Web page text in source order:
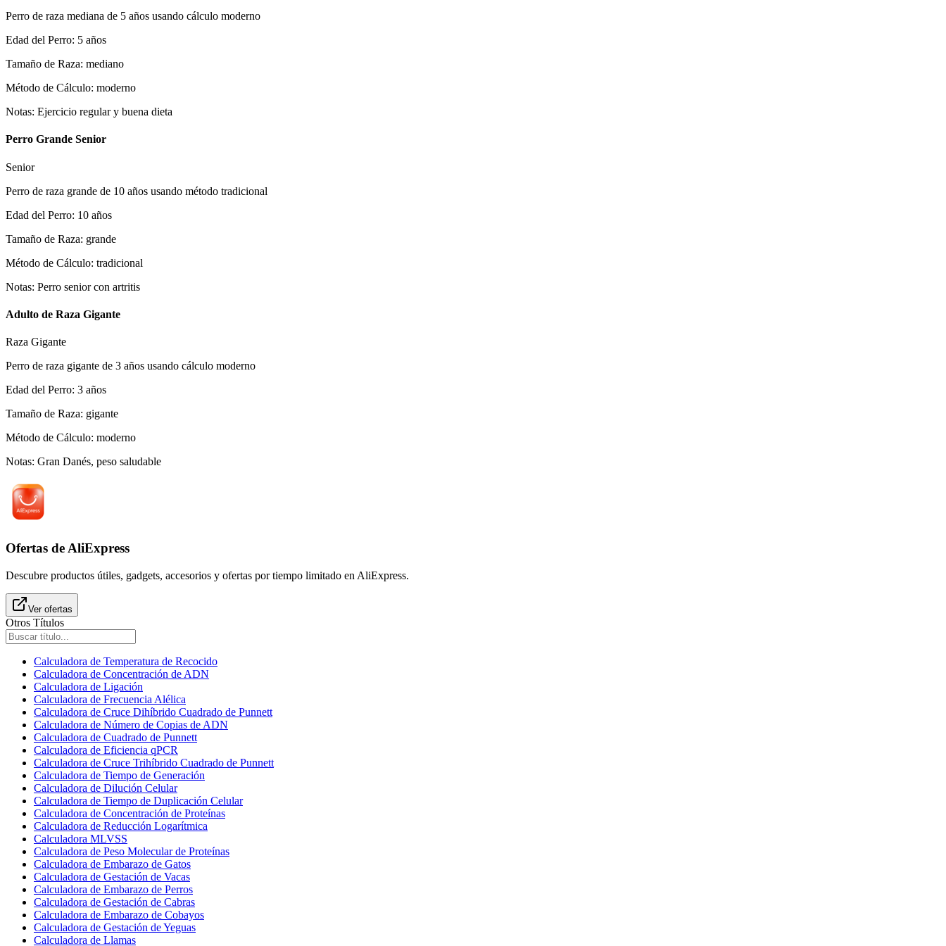
Perro de raza mediana de 5 años usando cálculo moderno
Edad del Perro: 5 años
Tamaño de Raza: mediano
Método de Cálculo: moderno
Notas: Ejercicio regular y buena dieta
Perro Grande Senior
Senior
Perro de raza grande de 10 años usando método tradicional
Edad del Perro: 10 años
Tamaño de Raza: grande
Método de Cálculo: tradicional
Notas: Perro senior con artritis
Adulto de Raza Gigante
Raza Gigante
Perro de raza gigante de 3 años usando cálculo moderno
Edad del Perro: 3 años
Tamaño de Raza: gigante
Método de Cálculo: moderno
Notas: Gran Danés, peso saludable
Ofertas de AliExpress
Descubre productos útiles, gadgets, accesorios y ofertas por tiempo limitado en AliExpress.
Ver ofertas
Otros Títulos
Calculadora de Temperatura de Recocido
Calculadora de Concentración de ADN
Calculadora de Ligación
Calculadora de Frecuencia Alélica
Calculadora de Cruce Dihíbrido Cuadrado de Punnett
Calculadora de Número de Copias de ADN
Calculadora de Cuadrado de Punnett
Calculadora de Eficiencia qPCR
Calculadora de Cruce Trihíbrido Cuadrado de Punnett
Calculadora de Tiempo de Generación
Calculadora de Dilución Celular
Calculadora de Tiempo de Duplicación Celular
Calculadora de Concentración de Proteínas
Calculadora de Reducción Logarítmica
Calculadora MLVSS
Calculadora de Peso Molecular de Proteínas
Calculadora de Embarazo de Gatos
Calculadora de Gestación de Vacas
Calculadora de Embarazo de Perros
Calculadora de Gestación de Cabras
Calculadora de Embarazo de Cobayos
Calculadora de Gestación de Yeguas
Calculadora de Llamas